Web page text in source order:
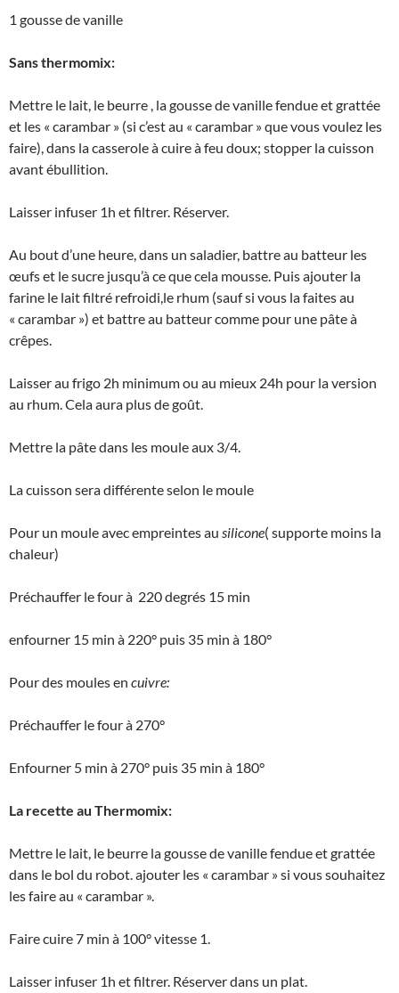
1 gousse de vanille
Sans thermomix:
Mettre le lait, le beurre , la gousse de vanille fendue et grattée
et les « carambar » (si c’est au « carambar » que vous voulez les
faire), dans la casserole à cuire à feu doux; stopper la cuisson
avant ébullition.
Laisser infuser 1h et filtrer. Réserver.
Au bout d’une heure, dans un saladier, battre au batteur les
œufs et le sucre jusqu’à ce que cela mousse. Puis ajouter la
farine le lait filtré refroidi,le rhum (sauf si vous la faites au
« carambar ») et battre au batteur comme pour une pâte à
crêpes.
Laisser au frigo 2h minimum ou au mieux 24h pour la version
au rhum. Cela aura plus de goût.
Mettre la pâte dans les moule aux 3/4.
La cuisson sera différente selon le moule
Pour un moule avec empreintes au silicone( supporte moins la
chaleur)
Préchauffer le four à 220 degrés 15 min
enfourner 15 min à 220° puis 35 min à 180°
Pour des moules en cuivre:
Préchauffer le four à 270°
Enfourner 5 min à 270° puis 35 min à 180°
La recette au Thermomix:
Mettre le lait, le beurre la gousse de vanille fendue et grattée
dans le bol du robot. ajouter les « carambar » si vous souhaitez
les faire au « carambar ».
Faire cuire 7 min à 100° vitesse 1.
Laisser infuser 1h et filtrer. Réserver dans un plat.